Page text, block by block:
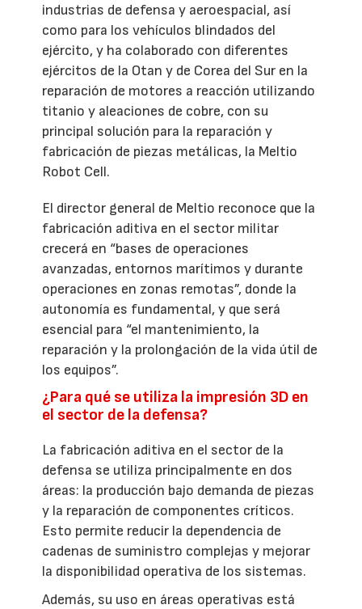
industrias de defensa y aeroespacial, así
como para los vehículos blindados del
ejército, y ha colaborado con diferentes
ejércitos de la Otan y de Corea del Sur en la
reparación de motores a reacción utilizando
titanio y aleaciones de cobre, con su
principal solución para la reparación y
fabricación de piezas metálicas, la Meltio
Robot Cell.
El director general de Meltio reconoce que la
fabricación aditiva en el sector militar
crecerá en “bases de operaciones
avanzadas, entornos marítimos y durante
operaciones en zonas remotas”, donde la
autonomía es fundamental, y que será
esencial para “el mantenimiento, la
reparación y la prolongación de la vida útil de
los equipos”.
¿Para qué se utiliza la impresión 3D en
el sector de la defensa?
La fabricación aditiva en el sector de la
defensa se utiliza principalmente en dos
áreas: la producción bajo demanda de piezas
y la reparación de componentes críticos.
Esto permite reducir la dependencia de
cadenas de suministro complejas y mejorar
la disponibilidad operativa de los sistemas.
Además, su uso en áreas operativas está